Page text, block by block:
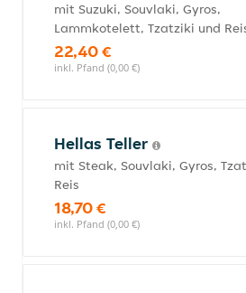
mit Suzuki, Souvlaki, Gyros,
Lammkotelett, Tzatziki und
22,40 €
inkl. Pfand (0,00 €)
Hellas Teller
mit Steak, Souvlaki, Gyros,
Reis
18,70 €
inkl. Pfand (0,00 €)